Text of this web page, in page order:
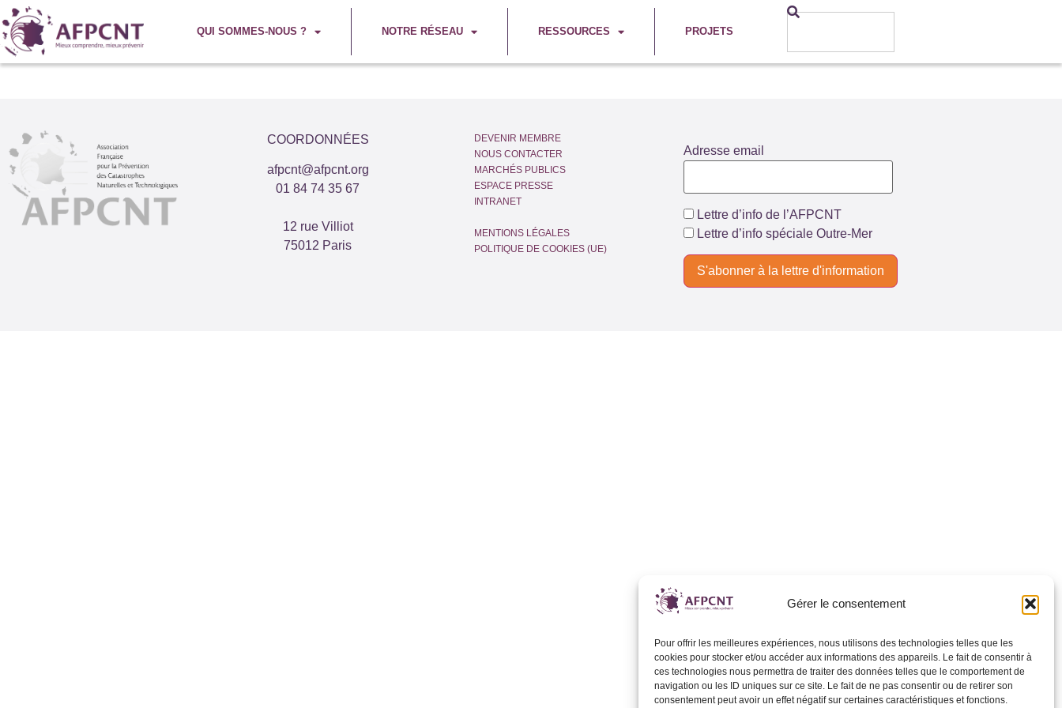
Gérer le consentement
Pour offrir les meilleures expériences, nous utilisons des technologies telles que les
cookies pour stocker et/ou accéder aux informations des appareils. Le fait de consentir à
ces technologies nous permettra de traiter des données telles que le comportement de
navigation ou les ID uniques sur ce site. Le fait de ne pas consentir ou de retirer son
consentement peut avoir un effet négatif sur certaines caractéristiques et fonctions.
QUI SOMMES-NOUS ? NOTRE RÉSEAU RESSOURCES PROJETS
COORDONNÉES
afpcnt@afpcnt.org
01 84 74 35 67
12 rue Villiot
75012 Paris
DEVENIR MEMBRE
NOUS CONTACTER
MARCHÉS PUBLICS
ESPACE PRESSE
INTRANET
MENTIONS LÉGALES
POLITIQUE DE COOKIES (UE)
Adresse email
Lettre d’info de l’AFPCNT
Lettre d’info spéciale Outre-Mer